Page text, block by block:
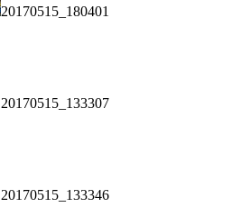
20170515_180401
20170515_133307
20170515_133346